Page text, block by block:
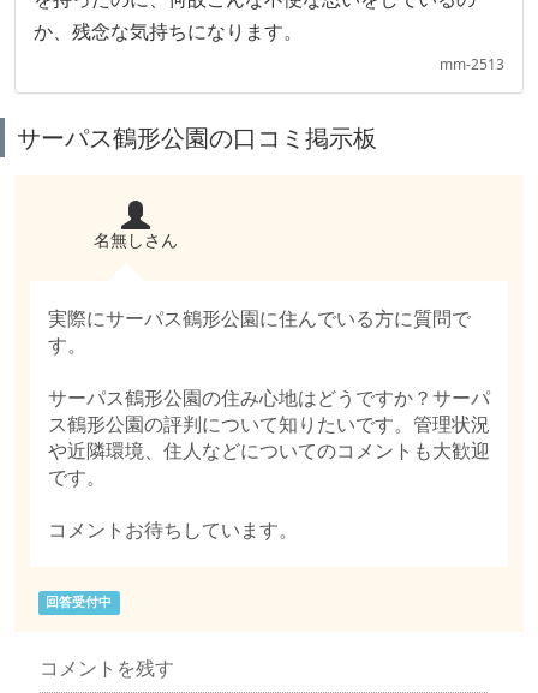
か、残念な気持ちになります。
mm-2513
サーパス鶴形公園の口コミ掲示板
名無しさん
実際にサーパス鶴形公園に住んでいる方に質問で
す。
サーパス鶴形公園の住み心地はどうですか？サーパ
ス鶴形公園の評判について知りたいです。管理状況
や近隣環境、住人などについてのコメントも大歓迎
です。
コメントお待ちしています。
回答受付中
コメントを残す